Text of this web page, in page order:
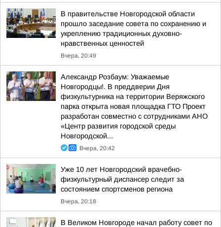
В правительстве Новгородской области
прошло заседание совета по сохранению и
укреплению традиционных духовно-
нравственных ценностей
Вчера, 20:49
Александр Розбаум: Уважаемые
Новгородцы!. В преддверии Дня
физкультурника на территории Веряжского
парка открыта новая площадка ГТО Проект
разработан совместно с сотрудниками АНО
«Центр развития городской среды
Новгородской...
Вчера, 20:42
Уже 10 лет Новгородский врачебно-
физкультурный диспансер следит за
состоянием спортсменов региона
Вчера, 20:18
В Великом Новгороде начал работу совет по